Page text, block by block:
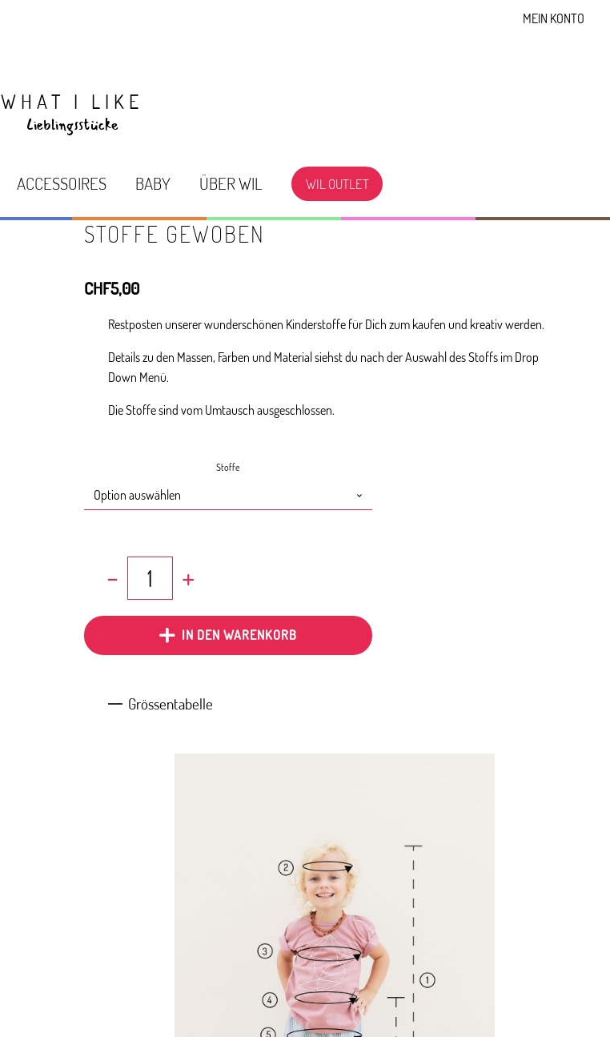
MEIN KONTO
WHAT I LIKE
Lieblingsstücke
ACCESSOIRES BABY ÜBER WIL WIL OUTLET
STOFFE GEWOBEN
CHF5,00
Restposten unserer wunderschönen Kinderstoffe für Dich zum kaufen und kreativ werden.
Details zu den Massen, Farben und Material siehst du nach der Auswahl des Stoffs im Drop
Down Menü.
Die Stoffe sind vom Umtausch ausgeschlossen.
Stoffe
Menge
IN DEN WARENKORB
Grössentabelle